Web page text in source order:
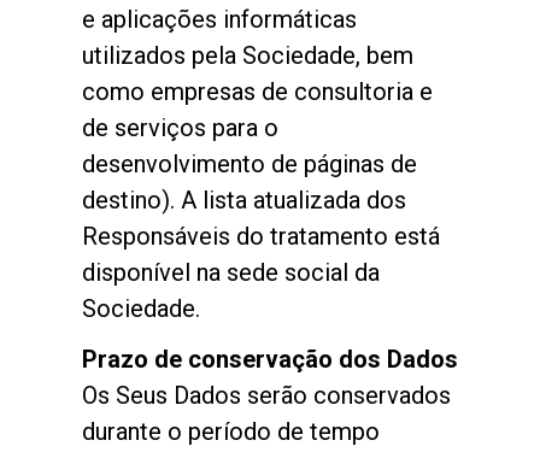
e aplicações informáticas
utilizados pela Sociedade, bem
como empresas de consultoria e
de serviços para o
desenvolvimento de páginas de
destino). A lista atualizada dos
Responsáveis do tratamento está
disponível na sede social da
Sociedade.
Prazo de conservação dos Dados
Os Seus Dados serão conservados
durante o período de tempo